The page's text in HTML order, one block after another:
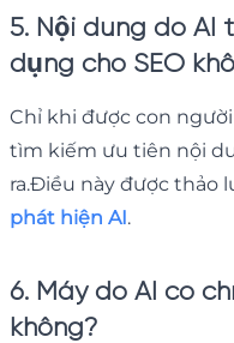
5. Nội dung do
dụng cho SEO
Chỉ khi được con
tìm kiếm ưu tiên nội
ra.Điều này được thảo
phát hiện AI.
6. Máy dò AI có
không?